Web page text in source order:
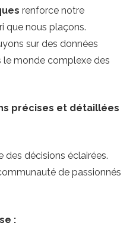
renforce notre
que nous plaçons.
sur des données
le monde complexe des
précises et détaillées
des décisions éclairées.
de passionnés
: